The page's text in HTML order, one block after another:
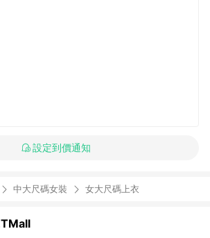
設定到價通知
中大尺碼女裝 女大尺碼上衣